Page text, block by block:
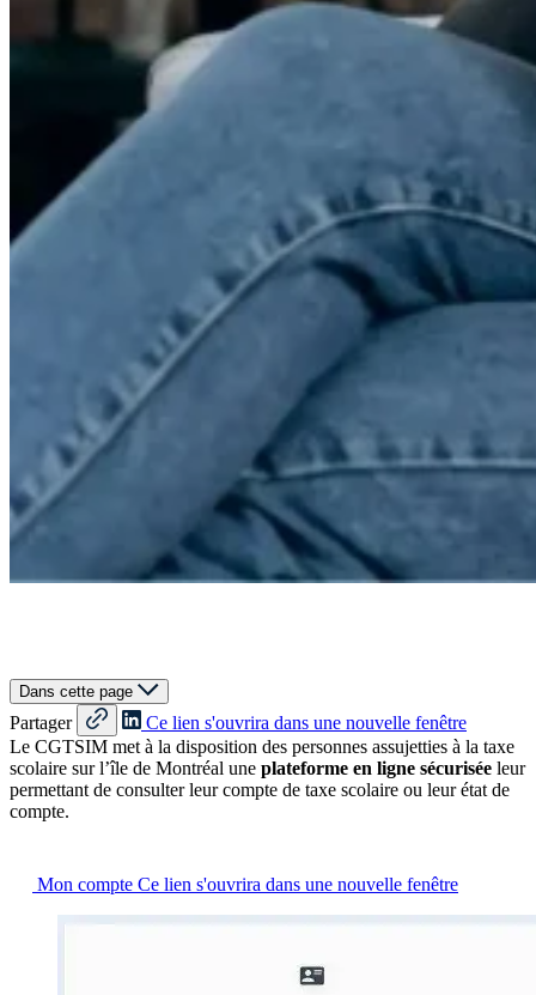
Dans cette page
Partager
Ce lien s'ouvrira dans une nouvelle fenêtre
Le CGTSIM met à la disposition des personnes assujetties à la taxe
scolaire sur l’île de Montréal une plateforme en ligne sécurisée leur
permettant de consulter leur compte de taxe scolaire ou leur état de
compte.
Mon compte Ce lien s'ouvrira dans une nouvelle fenêtre